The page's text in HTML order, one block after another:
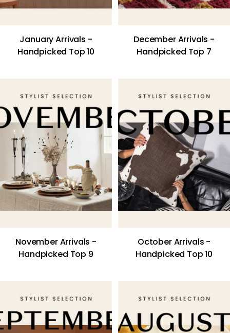
January Arrivals -
Handpicked Top 10
December Arrivals -
Handpicked Top 7
November Arrivals -
Handpicked Top 9
October Arrivals -
Handpicked Top 10